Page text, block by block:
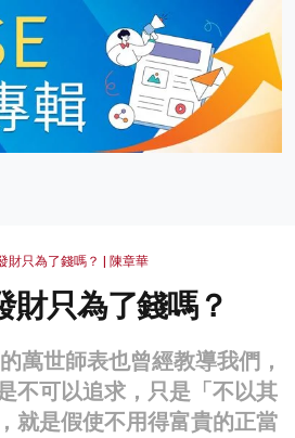
財只為了錢嗎？ | 陳章華
只為了錢嗎？
萬世師表也曾經教導我們，
不可以追求，只是「不以其
就是假使不用得富貴的正當